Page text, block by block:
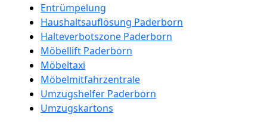
Entrümpelung
Haushaltsauflösung Paderborn
Halteverbotszone Paderborn
Möbellift Paderborn
Möbeltaxi
Möbelmitfahrzentrale
Umzugshelfer Paderborn
Umzugskartons